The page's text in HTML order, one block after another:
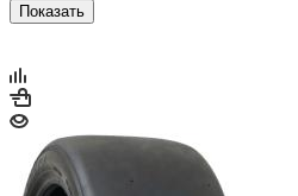
Показать